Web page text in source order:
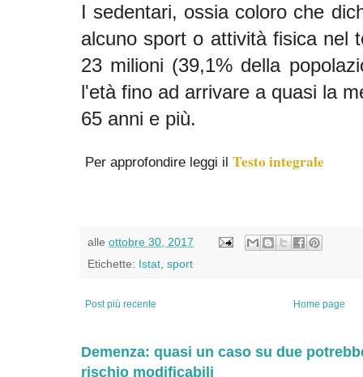
I sedentari, ossia coloro che
alcuno sport o attività fisica nel
23 milioni (39,1% della
l'età fino ad arrivare a quasi la
65 anni e più.
Per approfondire leggi il Testo integrale
alle ottobre 30, 2017
Etichette: Istat sport
Post più recente Home page
Demenza: quasi un caso su due
rischio modificabili